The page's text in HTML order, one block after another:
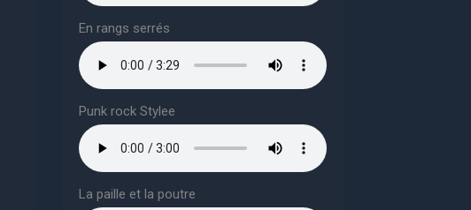
En rangs serrés
Punk rock Stylee
La paille et la poutre